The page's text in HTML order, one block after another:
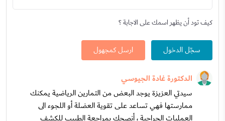
كيف تود أن يظهر اسمك على الاجابة ؟
سجّل الدخول ارسل كمجهول
الدكتورة غادة الجيوسي
سيدتي العزيزة يوجد البعض من التمارين الرياضية يمكنك
ممارستها فهي تساعد على تقوية العضلة أو اللجوء الى
العمليات الجراحية ، أنصحك بمراجعة الطبيب للكشف